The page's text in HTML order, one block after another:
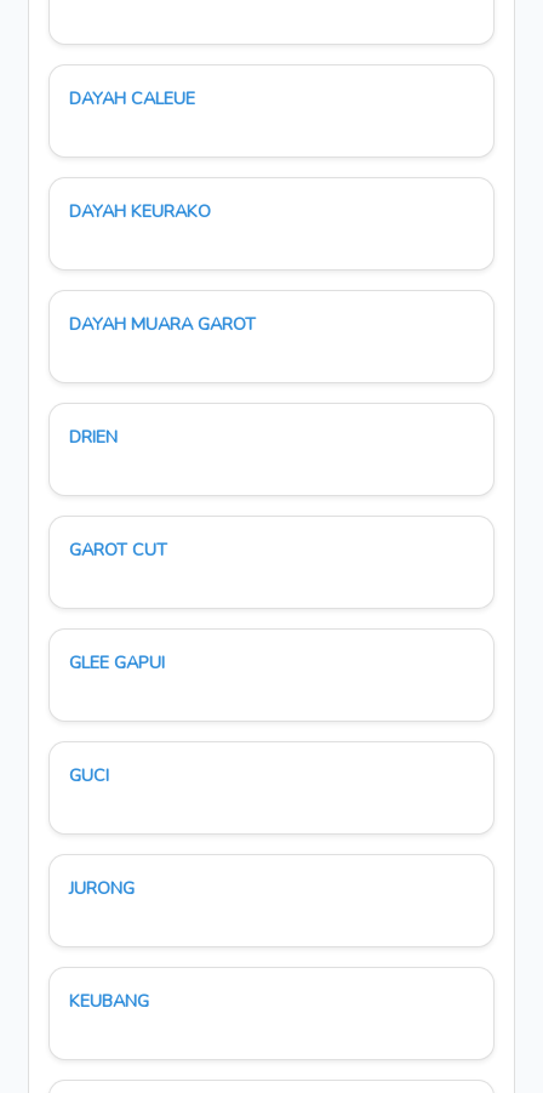
DAYAH CALEUE
DAYAH KEURAKO
DAYAH MUARA GAROT
DRIEN
GAROT CUT
GLEE GAPUI
GUCI
JURONG
KEUBANG